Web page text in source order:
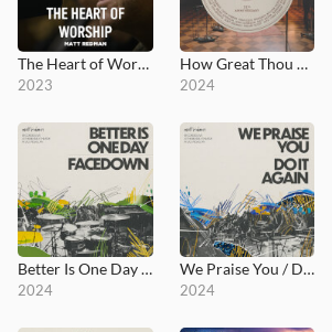
The Heart of Worship - MultiTracks.com Session
2023
How Great Thou Art (Until That Day)
2024
Better Is One Day / Facedown
2024
We Praise You / Do It Again
2024